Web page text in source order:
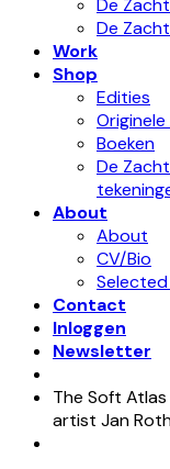
De
De
Work
Shop
Edities
Boeken
De
About
About
CV/Bio
Contact
Inloggen
Newsletter
The Soft
artist Jan